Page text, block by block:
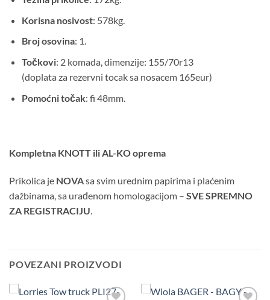
Korisna nosivost: 578kg.
Broj osovina: 1.
Točkovi: 2 komada, dimenzije: 155/70r13
(doplata za rezervni tocak sa nosacem 165eur)
Pomoćni točak: fi 48mm.
Kompletna KNOTT ili AL-KO oprema
Prikolica je NOVAsa svim urednim papirima i plaćenim
dažbinama, sa urađenom homologacijom – SVE SPREMNO
ZA REGISTRACIJU.
POVEZANI PROIZVODI